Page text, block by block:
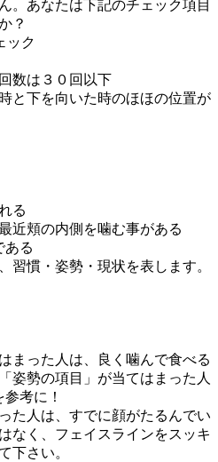
。あなたは下記のチェック項目
？
ック
数は３０回以下
と下を向いた時のほほの位置が
る
近頬の内側を噛む事がある
ある
習慣・姿勢・現状を表します。
まった人は、良く噛んで食べる
姿勢の項目」が当てはまった人
考に！
た人は、すでに顔がたるんでい
なく、フェイスラインをスッキ
下さい。